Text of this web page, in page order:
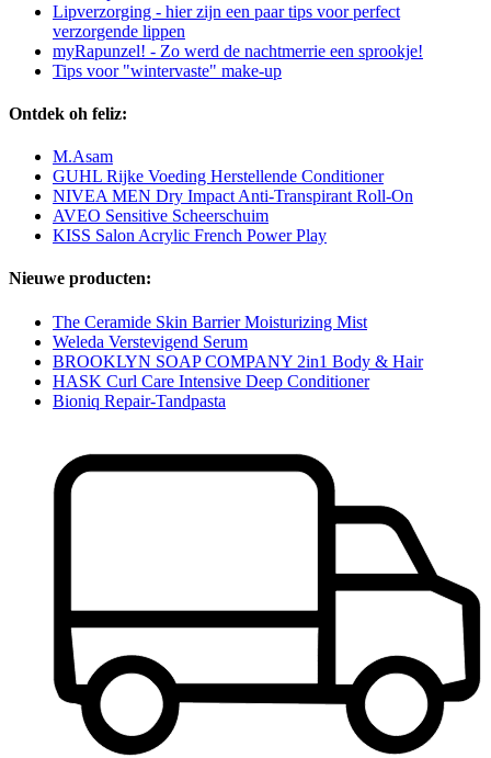
Lipverzorging - hier zijn een paar tips voor perfect
verzorgende lippen
myRapunzel! - Zo werd de nachtmerrie een sprookje!
Tips voor "wintervaste" make-up
Ontdek oh feliz:
M.Asam
GUHL Rijke Voeding Herstellende Conditioner
NIVEA MEN Dry Impact Anti-Transpirant Roll-On
AVEO Sensitive Scheerschuim
KISS Salon Acrylic French Power Play
Nieuwe producten:
The Ceramide Skin Barrier Moisturizing Mist
Weleda Verstevigend Serum
BROOKLYN SOAP COMPANY 2in1 Body & Hair
HASK Curl Care Intensive Deep Conditioner
Bioniq Repair-Tandpasta